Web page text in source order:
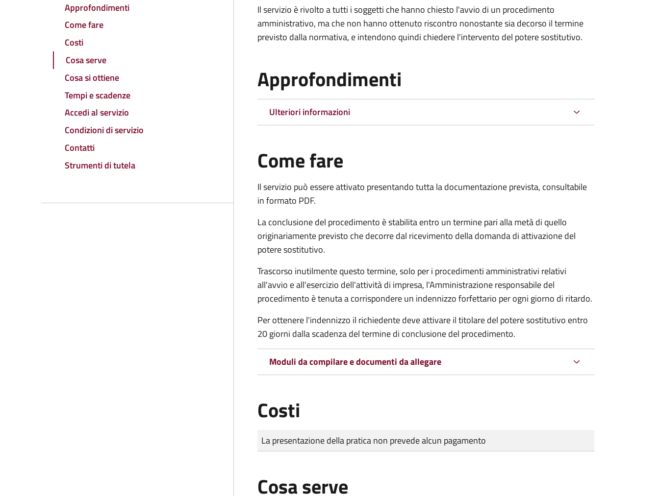
Approfondimenti
Come fare
Costi
Cosa serve
Cosa si ottiene
Tempi e scadenze
Accedi al servizio
Condizioni di servizio
Contatti
Strumenti di tutela
Il servizio è rivolto a tutti i soggetti che hanno chiesto l'avvio di un procedimento
amministrativo, ma che non hanno ottenuto riscontro nonostante sia decorso il termine
previsto dalla normativa, e intendono quindi chiedere l'intervento del potere sostitutivo.
Approfondimenti
Ulteriori informazioni
Come fare
Il servizio può essere attivato presentando tutta la documentazione prevista, consultabile
in formato PDF.
La conclusione del procedimento è stabilita entro un termine pari alla metà di quello
originariamente previsto che decorre dal ricevimento della domanda di attivazione del
potere sostitutivo.
Trascorso inutilmente questo termine,solo per i procedimenti amministrativi relativi
all'avvio e all'esercizio dell'attività di impresa, l'Amministrazione responsabile del
procedimento è tenuta a corrispondere un indennizzo forfettario per ogni giorno di ritardo.
Per ottenere l'indennizzo il richiedente deve attivare il titolare del potere sostitutivo entro
20 giorni dalla scadenza del termine di conclusione del procedimento.
Moduli da compilare e documenti da allegare
Costi
Tipo di pagamento
Importo
La presentazione della pratica non prevede alcun pagamento
Cosa serve